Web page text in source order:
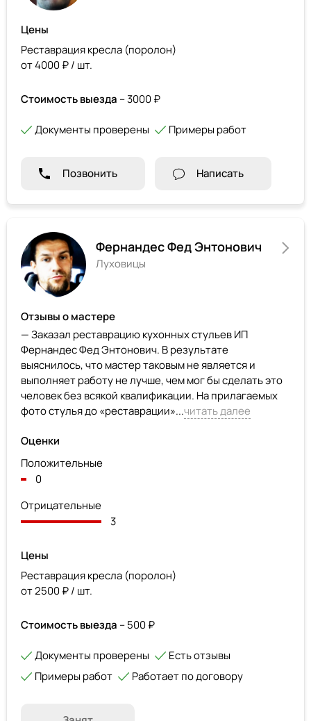
Цены
Реставрация кресла (поролон)
от 4000 ₽ / шт.
Стоимость выезда – 3000 ₽
Документы проверены Примеры работ
Позвонить Написать
Фернандес Фед Энтонович
Луховицы
Отзывы о мастере
— Заказал реставрацию кухонных стульев ИП
Фернандес Фед Энтонович. В результате
выяснилось, что мастер таковым не является и
выполняет работу не лучше, чем мог бы сделать это
человек без всякой квалификации. На прилагаемых
фото стулья до «реставрации»...читать далее
Оценки
Положительные
0
Отрицательные
3
Цены
Реставрация кресла (поролон)
от 2500 ₽ / шт.
Стоимость выезда – 500 ₽
Документы проверены
Есть отзывы
Примеры работ
Работает по договору